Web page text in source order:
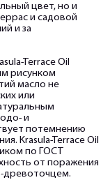
цвет, но и
и садовой
и за
Terrace Oil
рисунком
масло не
или
и
потемнению
Krasula-Terrace Oil
по ГОСТ
от поражения
древоточцем.